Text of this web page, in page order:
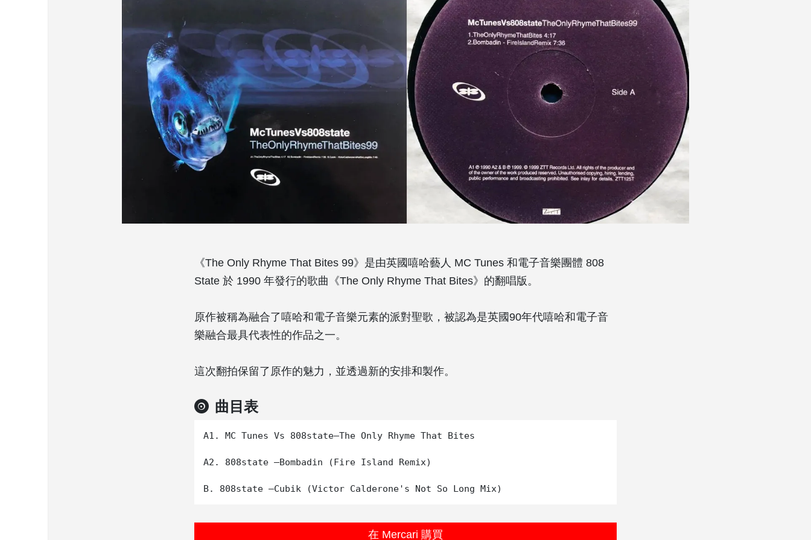
《The Only Rhyme That Bites 99》是由英國嘻哈藝人 MC Tunes 和電子音樂團體 808
State 於 1990 年發行的歌曲《The Only Rhyme That Bites》的翻唱版。
原作被稱為融合了嘻哈和電子音樂元素的派對聖歌，被認為是英國90年代嘻哈和電子音
樂融合最具代表性的作品之一。
這次翻拍保留了原作的魅力，並透過新的安排和製作。
曲目表
A1. MC Tunes Vs 808state–The Only Rhyme That Bites
A2. 808state –Bombadin (Fire Island Remix)
在 Mercari 購買